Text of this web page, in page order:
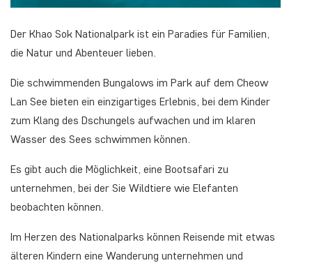
Der Khao Sok Nationalpark ist ein Paradies für Familien,
die Natur und Abenteuer lieben.
Die schwimmenden Bungalows im Park auf dem Cheow
Lan See bieten ein einzigartiges Erlebnis, bei dem Kinder
zum Klang des Dschungels aufwachen und im klaren
Wasser des Sees schwimmen können.
Es gibt auch die Möglichkeit, eine Bootsafari zu
unternehmen, bei der Sie Wildtiere wie Elefanten
beobachten können.
Im Herzen des Nationalparks können Reisende mit etwas
älteren Kindern eine Wanderung unternehmen und